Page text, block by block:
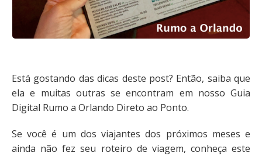
Está gostando das dicas deste post? Então, saiba que
ela e muitas outras se encontram em nosso Guia
Digital Rumo a Orlando Direto ao Ponto.
Se você é um dos viajantes dos próximos meses e
ainda não fez seu roteiro de viagem, conheça este